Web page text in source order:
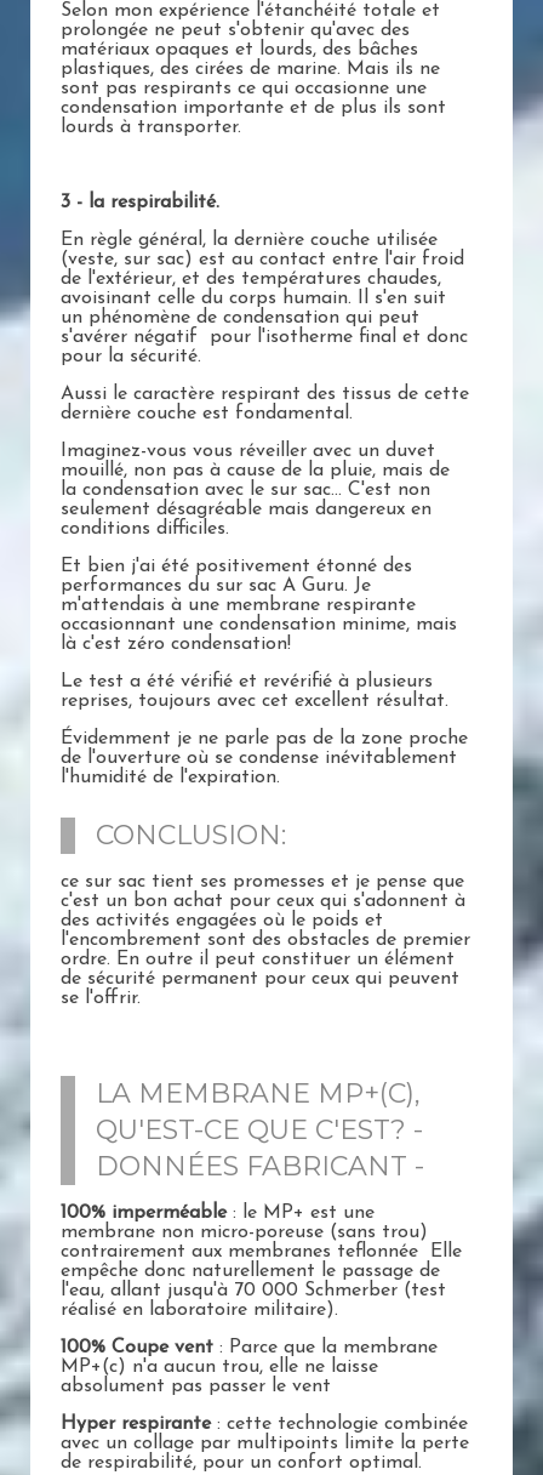
Selon mon expérience l'étanchéité totale et
prolongée ne peut s'obtenir qu'avec des
matériaux opaques et lourds, des bâches
plastiques, des cirées de marine. Mais ils ne
sont pas respirants ce qui occasionne une
condensation importante et de plus ils sont
lourds à transporter.
3 - la respirabilité.
En règle général, la dernière couche utilisée
(veste, sur sac) est au contact entre l'air froid
de l'extérieur, et des températures chaudes,
avoisinant celle du corps humain. Il s'en suit
un phénomène de condensation qui peut
s'avérer négatif pour l'isotherme final et donc
pour la sécurité.
Aussi le caractère respirant des tissus de cette
dernière couche est fondamental.
Imaginez-vous vous réveiller avec un duvet
mouillé, non pas à cause de la pluie, mais de
la condensation avec le sur sac... C'est non
seulement désagréable mais dangereux en
conditions difficiles.
Et bien j'ai été positivement étonné des
performances du sur sac A Guru. Je
m'attendais à une membrane respirante
occasionnant une condensation minime, mais
là c'est zéro condensation!
Le test a été vérifié et revérifié à plusieurs
reprises, toujours avec cet excellent résultat.
Évidemment je ne parle pas de la zone proche
de l'ouverture où se condense inévitablement
l'humidité de l'expiration.
CONCLUSION:
ce sur sac tient ses promesses et je pense que
c'est un bon achat pour ceux qui s'adonnent à
des activités engagées où le poids et
l'encombrement sont des obstacles de premier
ordre. En outre il peut constituer un élément
de sécurité permanent pour ceux qui peuvent
se l'offrir.
LA MEMBRANE MP+(C),
QU'EST-CE QUE C'EST? -
DONNÉES FABRICANT -
100% imperméable: le MP+ est une
membrane non micro-poreuse (sans trou)
contrairement aux membranes teflonnée Elle
empêche donc naturellement le passage de
l'eau, allant jusqu'à 70 000 Schmerber (test
réalisé en laboratoire militaire).
100% Coupe vent : Parce que la membrane
MP+(c) n'a aucun trou, elle ne laisse
absolument pas passer le vent
Hyper respirante: cette technologie combinée
avec un collage par multipoints limite la perte
de respirabilité, pour un confort optimal.